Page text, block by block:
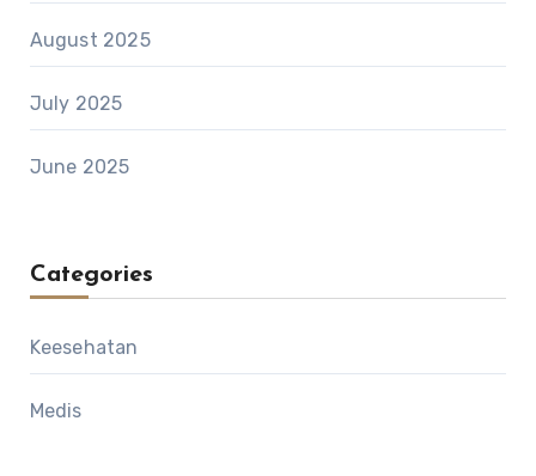
August 2025
July 2025
June 2025
Categories
Keesehatan
Medis